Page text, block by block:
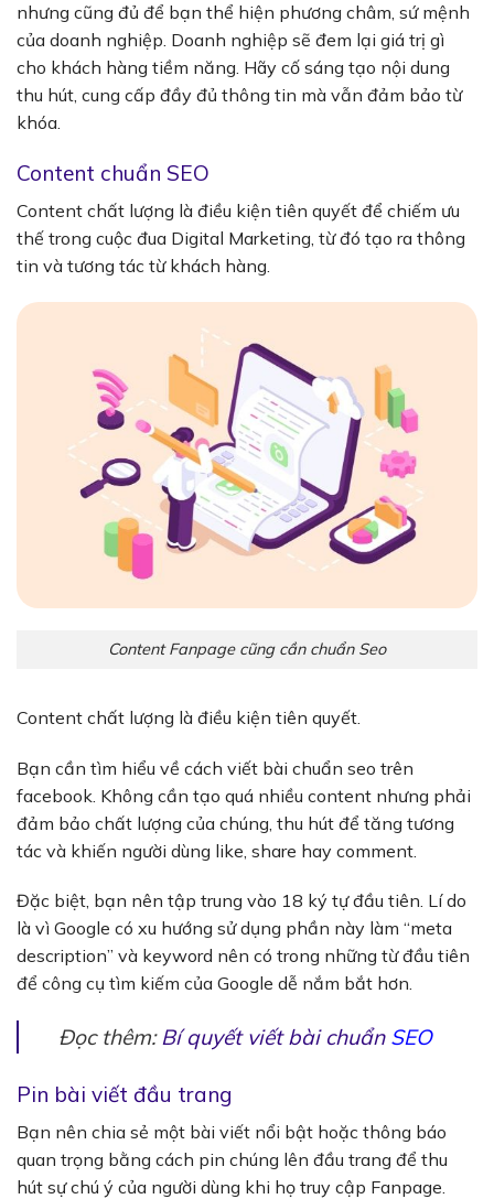
nhưng cũng đủ để bạn thể hiện phương châm, sứ mệnh
của doanh nghiệp. Doanh nghiệp sẽ đem lại giá trị gì
cho khách hàng tiềm năng. Hãy cố sáng tạo nội dung
thu hút, cung cấp đầy đủ thông tin mà vẫn đảm bảo từ
khóa.
Content chuẩn SEO
Content chất lượng là điều kiện tiên quyết để chiếm ưu
thế trong cuộc đua Digital Marketing, từ đó tạo ra thông
tin và tương tác từ khách hàng.
Content Fanpage cũng cần chuẩn Seo
Content chất lượng là điều kiện tiên quyết.
Bạn cần tìm hiểu về cách viết bài chuẩn seo trên
facebook . Không cần tạo quá nhiều content nhưng phải
đảm bảo chất lượng của chúng, thu hút để tăng tương
tác và khiến người dùng like, share hay comment.
Đặc biệt, bạn nên tập trung vào 18 ký tự đầu tiên. Lí do
là vì Google có xu hướng sử dụng phần này làm “meta
description” và keyword nên có trong những từ đầu tiên
để công cụ tìm kiếm của Google dễ nắm bắt hơn.
Đọc thêm:Bí quyết viết bài chuẩn SEO
Pin bài viết đầu trang
Bạn nên chia sẻ một bài viết nổi bật hoặc thông báo
quan trọng bằng cách pin chúng lên đầu trang để thu
hút sự chú ý của người dùng khi họ truy cập Fanpage.